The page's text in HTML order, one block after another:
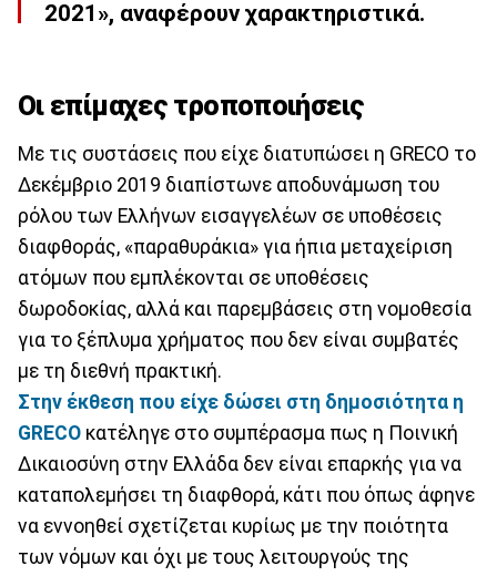
2021», αναφέρουν χαρακτηριστικά.
Οι επίμαχες τροποποιήσεις
Με τις συστάσεις που είχε διατυπώσει η GRECO το
Δεκέμβριο 2019 διαπίστωνε αποδυνάμωση του
ρόλου των Ελλήνων εισαγγελέων σε υποθέσεις
διαφθοράς, «παραθυράκια» για ήπια μεταχείριση
ατόμων που εμπλέκονται σε υποθέσεις
δωροδοκίας, αλλά και παρεμβάσεις στη νομοθεσία
για το ξέπλυμα χρήματος που δεν είναι συμβατές
με τη διεθνή πρακτική.
Στην έκθεση που είχε δώσει στη δημοσιότητα η
GRECO κατέληγε στο συμπέρασμα πως η Ποινική
Δικαιοσύνη στην Ελλάδα δεν είναι επαρκής για να
καταπολεμήσει τη διαφθορά, κάτι που όπως άφηνε
να εννοηθεί σχετίζεται κυρίως με την ποιότητα
των νόμων και όχι με τους λειτουργούς της